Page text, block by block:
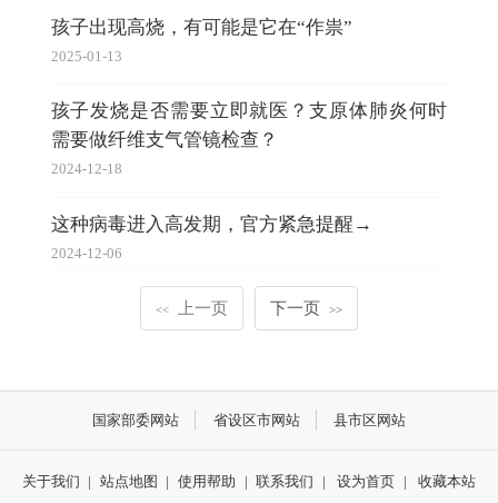
孩子出现高烧，有可能是它在“作祟”
2025-01-13
孩子发烧是否需要立即就医？支原体肺炎何时
需要做纤维支气管镜检查？
2024-12-18
这种病毒进入高发期，官方紧急提醒→
2024-12-06
<< 上一页 下一页 >>
国家部委网站 省设区市网站 县市区网站
关于我们 | 站点地图 | 使用帮助 | 联系我们 | 设为首页 |
收藏本站